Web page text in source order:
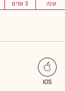
שנה 3 שנים